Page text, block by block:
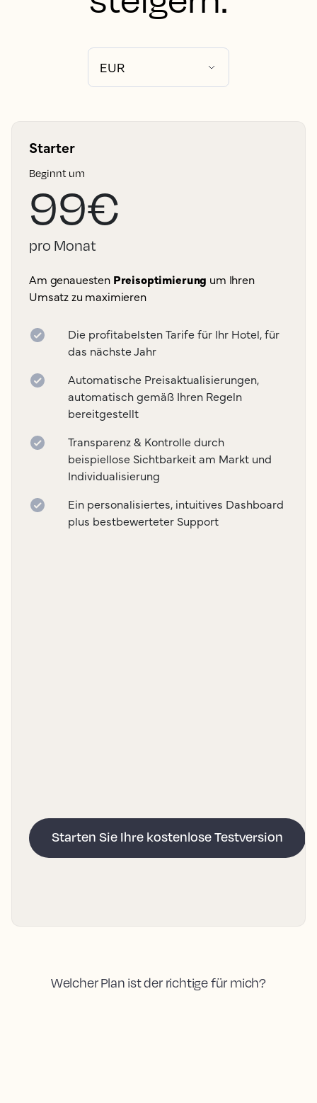
Starter
Beginnt um
99€
pro Monat
Am genauesten Preisoptimierung um Ihren
Umsatz zu maximieren
Die profitabelsten Tarife für Ihr Hotel, für
das nächste Jahr
Automatische Preisaktualisierungen,
automatisch gemäß Ihren Regeln
bereitgestellt
Transparenz & Kontrolle durch
beispiellose Sichtbarkeit am Markt und
Individualisierung
Ein personalisiertes, intuitives Dashboard
plus bestbewerteter Support
Starten Sie Ihre kostenlose Testversion
Welcher Plan ist der richtige für mich?